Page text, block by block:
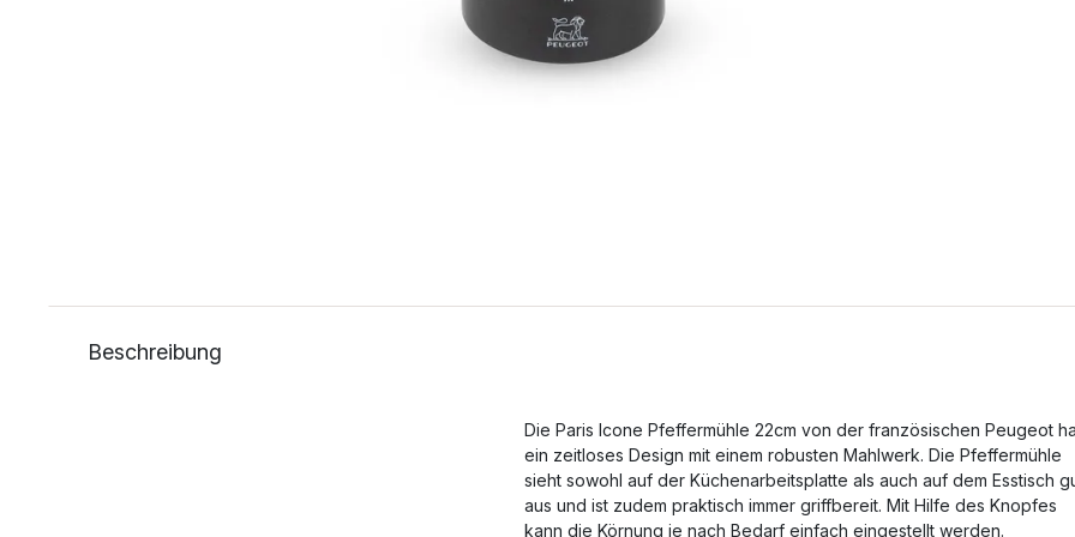
Beschreibung
Die Paris Icone Pfeffermühle 22cm von der französischen Peugeot
ein zeitloses Design mit einem robusten Mahlwerk. Die Pfeffermühle
sieht sowohl auf der Küchenarbeitsplatte als auch auf dem Esstisch
aus und ist zudem praktisch immer griffbereit. Mit Hilfe des Knopfes
kann die Körnung je nach Bedarf einfach eingestellt werden.